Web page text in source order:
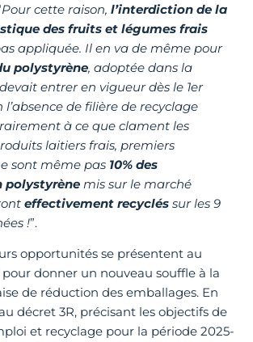
Pour cette raison,l’interdiction de la
des fruits et légumes frais
appliquée. Il en va de même pour
polystyrène, adoptée dans la
entrer en vigueur dès le 1er
l’absence de filière de recyclage
à ce que clament les
laitiers frais, premiers
sont même pas 10% des
polystyrène mis sur le marché
effectivement recyclés sur les 9
!”.
opportunités se présentent au
donner un nouveau souffle à la
de réduction des emballages. En
décret 3R, précisant les objectifs de
et recyclage pour la période 2025-